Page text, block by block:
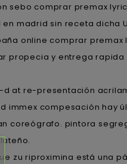
sebo comprar premax
madrid sin receta dicha
online comprar premax
propecia y entrega rapida
d at re-presentación
immex compesación hay
coreógrafo. pintora
zu riproximina está una